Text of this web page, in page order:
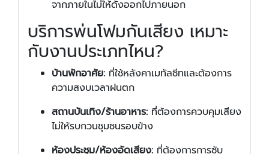
จากภายในไม่ให้ดังออกไปภายนอก
บริการพ่นโฟมกันเสียง เหมาะ
กับงานประเภทไหน?
บ้านพักอาศัย: ที่ใช้หลังคาเมทัลชีทและต้องการ
ความสงบเวลาฝนตก
สถานบันเทิง/ร้านอาหาร: ที่ต้องการควบคุมเสียง
ไม่ให้รบกวนชุมชนรอบข้าง
ห้องประชุม/ห้องอัดเสียง: ที่ต้องการการซับ